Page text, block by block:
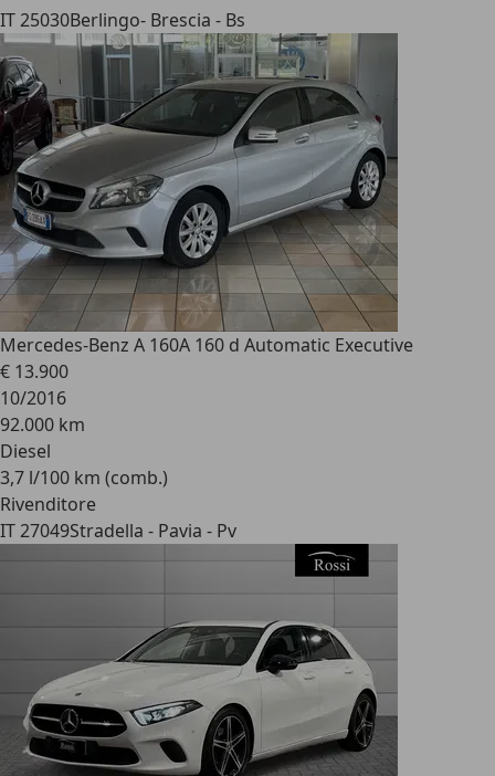
IT 25030Berlingo- Brescia - Bs
Mercedes-Benz A 160A 160 d Automatic Executive
€ 13.900
10/2016
92.000 km
Diesel
3,7 l/100 km (comb.)
Rivenditore
IT 27049Stradella - Pavia - Pv